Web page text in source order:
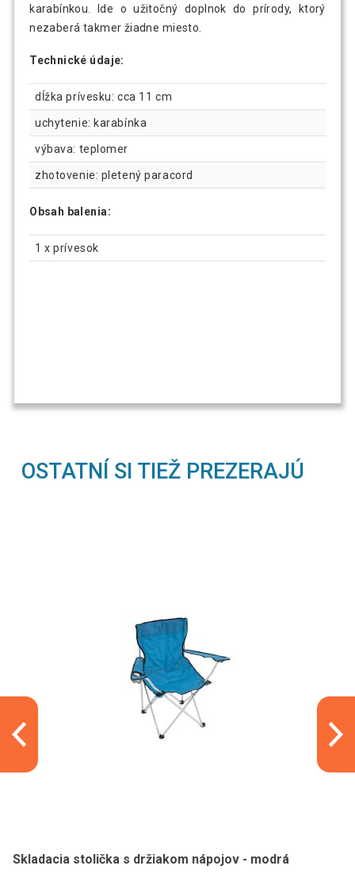
karabínkou. Ide o užitočný doplnok do prírody, ktorý
nezaberá takmer žiadne miesto.
Technické údaje:
dĺžka prívesku: cca 11 cm
uchytenie: karabínka
výbava: teplomer
zhotovenie: pletený paracord
Obsah balenia:
1 x prívesok
OSTATNÍ SI TIEŽ PREZERAJÚ
Skladacia stolička s držiakom nápojov - modrá